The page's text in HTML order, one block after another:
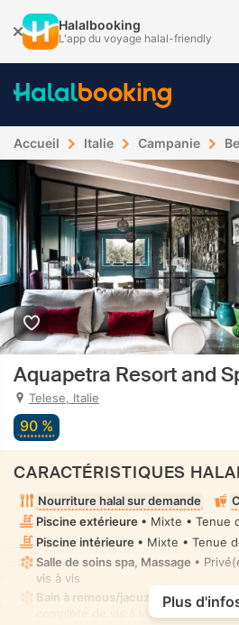
Halalbooking
L'app du voyage halal-friendly
Accueil Italie Campanie
Aquapetra Resort and
Telese, Italie
90 %
CARACTÉRISTIQUES
Nourriture halal sur demande
Piscine extérieure • Mixte • Tenue
Piscine intérieure • Mixte • Tenue
Salle de soins spa, Massage •
vis à vis
Bain à remous/jacuzzi
• Dans
complète de vis à vis
Plus